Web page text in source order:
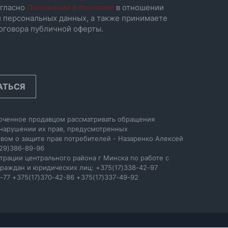
Положения о политике в отношении
персональных данных, а также принимаете
публичной оферты.
продавцом рассматривать обращения
их прав, предусмотренных
о защите прав потребителей - Назаренко Алексей
89-96
центрального района г Минска по работе с
и юридических лиц: +375(17)338-42-97
77 +375(17)370-42-86 +375(17)337-49-92